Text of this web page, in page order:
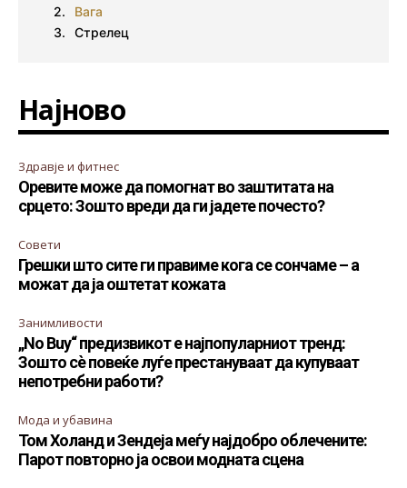
Вага
Стрелец
Најново
Здравје и фитнес
Оревите може да помогнат во заштитата на
срцето: Зошто вреди да ги јадете почесто?
Совети
Грешки што сите ги правиме кога се сончаме – а
можат да ја оштетат кожата
Занимливости
„No Buy“ предизвикот е најпопуларниот тренд:
Зошто сè повеќе луѓе престануваат да купуваат
непотребни работи?
Мода и убавина
Том Холанд и Зендеја меѓу најдобро облечените:
Парот повторно ја освои модната сцена